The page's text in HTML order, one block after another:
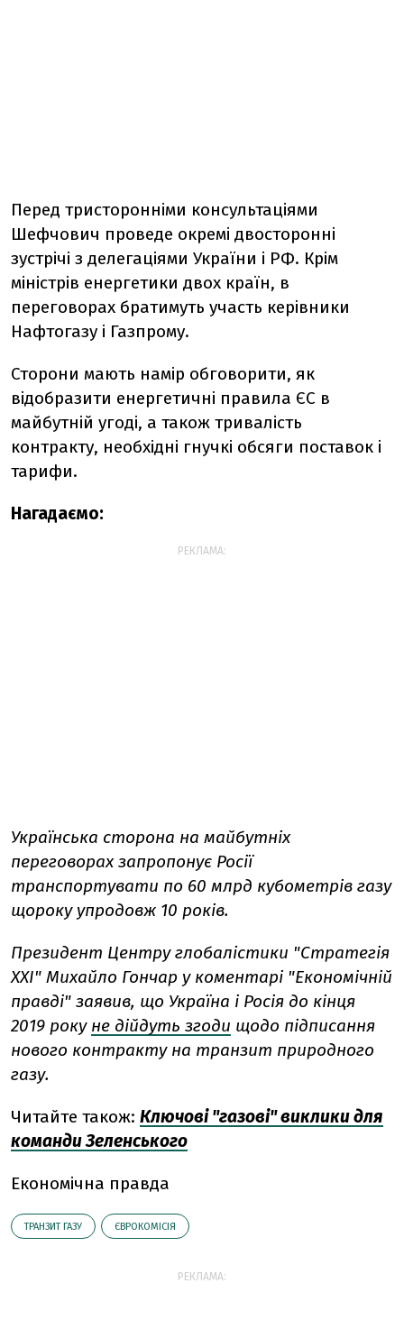
Перед тристоронніми консультаціями
Шефчович проведе окремі двосторонні
зустрічі з делегаціями України і РФ. Крім
міністрів енергетики двох країн, в
переговорах братимуть участь керівники
Нафтогазу і Газпрому.
Сторони мають намір обговорити, як
відобразити енергетичні правила ЄС в
майбутній угоді, а також тривалість
контракту, необхідні гнучкі обсяги поставок і
тарифи.
Нагадаємо:
РЕКЛАМА:
Українська сторона на майбутніх
переговорах запропонує Росії
транспортувати по 60 млрд кубометрів газу
щороку упродовж 10 років.
Президент Центру глобалістики "Стратегія
ХХІ" Михайло Гончар у коментарі "Економічній
правді" заявив, що Україна і Росія до кінця
2019 року не дійдуть згоди щодо підписання
нового контракту на транзит природного
газу.
Читайте також: Ключові "газові" виклики для
команди Зеленського
Економічна правда
ТРАНЗИТ ГАЗУ ЄВРОКОМІСІЯ
РЕКЛАМА: